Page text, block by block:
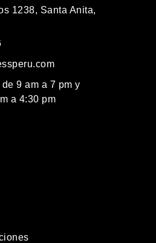
1238, Santa Anita,
9 am a 7 pm y
a 4:30 pm